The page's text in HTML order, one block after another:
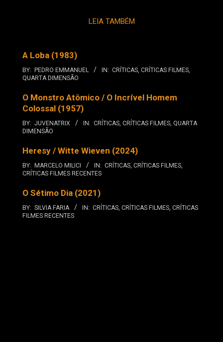
LEIA TAMBÉM
A Loba (1983)
BY: PEDRO EMMANUEL IN: CRÍTICAS, CRÍTICAS FILMES,
QUARTA DIMENSÃO
O Monstro Atômico / O Incrível Homem
Colossal (1957)
BY: JUVENATRIX IN: CRÍTICAS, CRÍTICAS FILMES, QUARTA
DIMENSÃO
Heresy / Witte Wieven (2024)
BY: MARCELO MILICI IN: CRÍTICAS, CRÍTICAS FILMES,
CRÍTICAS FILMES RECENTES
O Sétimo Dia (2021)
BY: SILVIA FARIA IN: CRÍTICAS, CRÍTICAS FILMES, CRÍTICAS
FILMES RECENTES